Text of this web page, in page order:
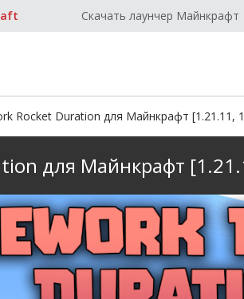
Скачать лаунчер Майнкрафт
Rocket Duration для Майнкрафт [1.21.11,
для Майнкрафт